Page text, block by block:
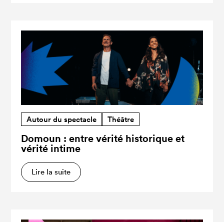
Autour du spectacle Théâtre
Domoun : entre vérité historique et
vérité intime
Lire la suite